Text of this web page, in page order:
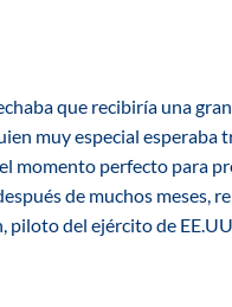
que recibiría una
muy especial esperaba
momento perfecto para
de muchos meses,
piloto del ejército de